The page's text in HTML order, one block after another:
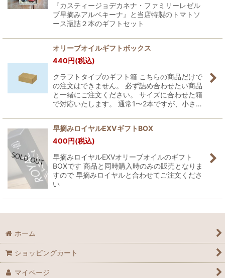
『カスティージョデカネナ・ファミリーレゼル
ブ早摘みアルベキーナ』と当店特製のトマトソ
ース瓶詰２本のギフトセット
オリーブオイルギフトボックス
440円(税込)
クラフトタイプのギフト箱 こちらの商品だけで
の注文はできません。 必ず詰め合わせたい商品
と一緒にご注文ください。 サイズに合わせた箱
で対応いたします。 通常1〜2本ですが、小さ…
早摘みロイヤルEXVギフトBOX
400円(税込)
早摘みロイヤルEXVオリーブオイルのギフト
BOXです 商品と同時購入時のみの販売となりま
すので 早摘みロイヤルと合わせてご注文くださ
い
ホーム
ショッピングカート
マイページ